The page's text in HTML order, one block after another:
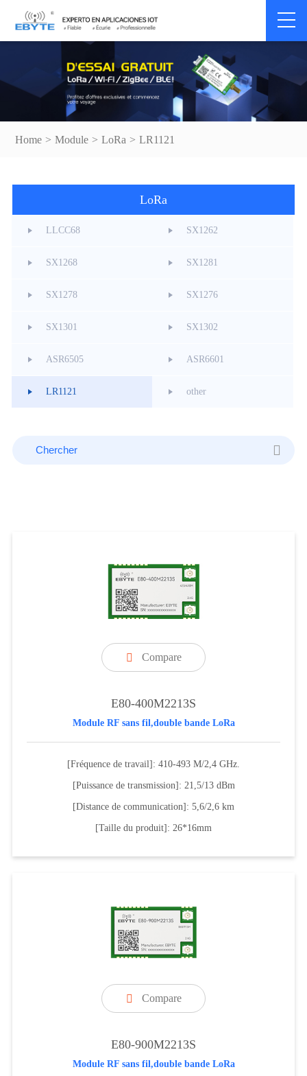
Home > Module > LoRa > LR1121
LoRa
LLCC68 SX1262
SX1268 SX1281
SX1278 SX1276
SX1301 SX1302
ASR6505 ASR6601
LR1121 other
 Compare
E80-400M2213S
Module RF sans fil,double bande LoRa
[Fréquence de travail]: 410-493 M/2,4 GHz.
[Puissance de transmission]: 21,5/13 dBm
[Distance de communication]: 5,6/2,6 km
[Taille du produit]: 26*16mm
 Compare
E80-900M2213S
Module RF sans fil,double bande LoRa